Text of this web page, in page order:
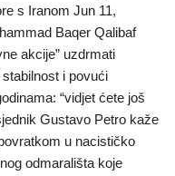
s Iranom Jun 11,
Baqer Qalibaf
akcije” uzdrmati
i povući
“vidjet ćete još
Gustavo Petro kaže
u nacističko
odmarališta koje